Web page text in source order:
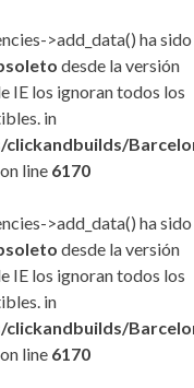
>add_data() ha sido
desde la versión
IE los ignoran todos los
in
on line 6170
>add_data() ha sido
desde la versión
IE los ignoran todos los
in
on line 6170